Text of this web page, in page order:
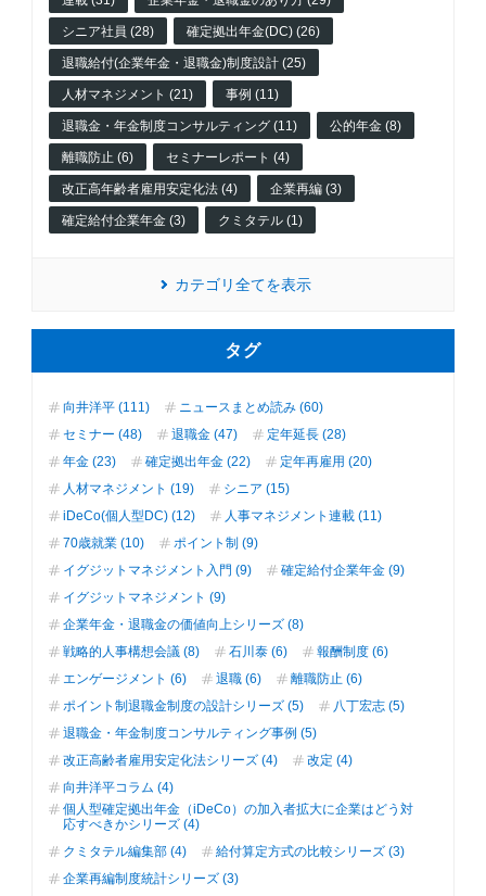
シニア社員 (28) 確定拠出年金(DC) (26)
退職給付(企業年金・退職金)制度設計 (25)
人材マネジメント (21) 事例 (11)
退職金・年金制度コンサルティング (11) 公的年金 (8)
離職防止 (6) セミナーレポート (4)
改正高年齢者雇用安定化法 (4) 企業再編 (3)
確定給付企業年金 (3) クミタテル (1)
カテゴリ全てを表示
タグ
向井洋平 (111)
ニュースまとめ読み (60)
セミナー (48)
退職金 (47)
定年延長 (28)
年金 (23)
確定拠出年金 (22)
定年再雇用 (20)
人材マネジメント (19)
シニア (15)
iDeCo(個人型DC) (12)
人事マネジメント連載 (11)
70歳就業 (10)
ポイント制 (9)
イグジットマネジメント入門 (9)
確定給付企業年金 (9)
イグジットマネジメント (9)
企業年金・退職金の価値向上シリーズ (8)
戦略的人事構想会議 (8)
石川泰 (6)
報酬制度 (6)
エンゲージメント (6)
退職 (6)
離職防止 (6)
ポイント制退職金制度の設計シリーズ (5)
八丁宏志 (5)
退職金・年金制度コンサルティング事例 (5)
改正高齢者雇用安定化法シリーズ (4)
改定 (4)
向井洋平コラム (4)
個人型確定拠出年金（iDeCo）の加入者拡大に企業はどう対
応すべきかシリーズ (4)
クミタテル編集部 (4)
給付算定方式の比較シリーズ (3)
企業再編制度統計シリーズ (3)